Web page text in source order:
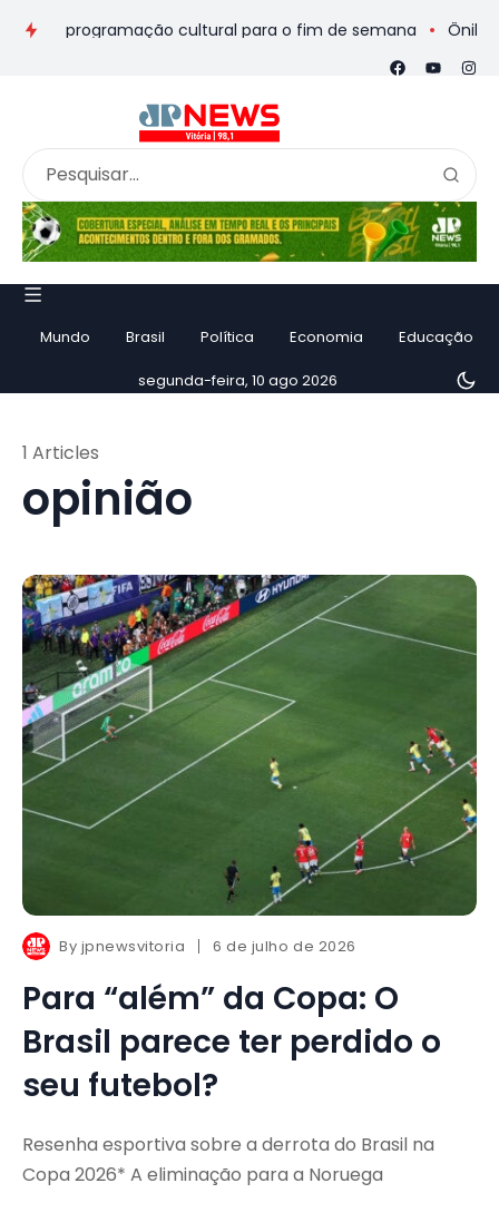
e programação cultural para o fim de semana Ônibus de
Mundo Brasil Política Economia Educação
segunda-feira, 10 ago 2026
opinião
1 Articles
By jpnewsvitoria 6 de julho de 2026
Para “além” da Copa: O
Brasil parece ter perdido o
seu futebol?
Resenha esportiva sobre a derrota do Brasil na
Copa 2026* A eliminação para a Noruega